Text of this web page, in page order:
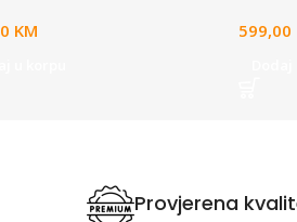
KM
599,00
Provjerena